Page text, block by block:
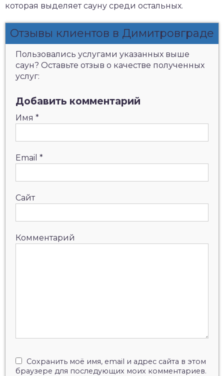
которая выделяет сауну среди остальных.
Отзывы клиентов в Димитровграде
Пользовались услугами указанных выше
саун? Оставьте отзыв о качестве полученных
услуг:
Добавить комментарий
Имя *
Email *
Сайт
Комментарий
Сохранить моё имя, email и адрес сайта в этом
браузере для последующих моих комментариев.